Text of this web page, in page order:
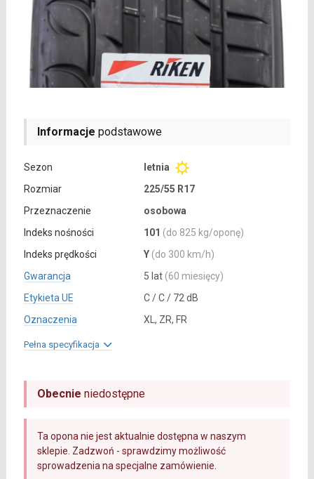
Informacje podstawowe
Sezon
letnia
Rozmiar
225/55 R17
Przeznaczenie
osobowa
Indeks nośności
101 (do 825 kg/oponę)
Indeks prędkości
Y (do 300 km/h)
Gwarancja
5 lat (60 miesięcy)
Etykieta UE
C / C / 72 dB
Oznaczenia
XL, ZR, FR
Pełna specyfikacja
Obecnie niedostępne
Ta opona nie jest aktualnie dostępna w naszym
sklepie. Zadzwoń - sprawdzimy możliwość
sprowadzenia na specjalne zamówienie.